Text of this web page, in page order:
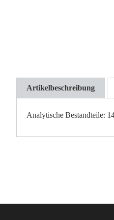
Artikelbeschreibung
Analytische Bestandteile: